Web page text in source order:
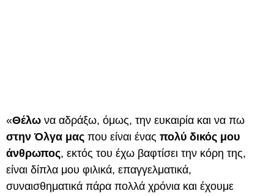
«Θέλω να αδράξω, όμως, την ευκαιρία και να πω
στην Όλγα μας που είναι ένας πολύ δικός μου
άνθρωπος, εκτός του έχω βαφτίσει την κόρη της,
είναι δίπλα μου φιλικά, επαγγελματικά,
συναισθηματικά πάρα πολλά χρόνια και έχουμε